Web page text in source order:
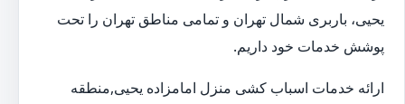
یحیی، باربری شمال تهران و تمامی مناطق تهران را تحت
پوشش خدمات خود داریم.
ارائه خدمات اسباب کشی منزل امامزاده یحیی,منطقه